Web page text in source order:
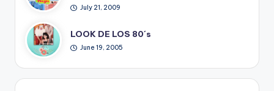
July 21, 2009
LOOK DE LOS 80´s
June 19, 2005